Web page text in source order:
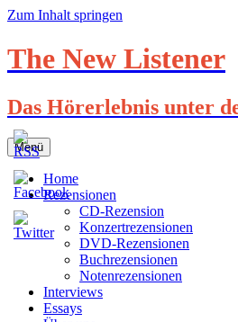
Zum Inhalt springen
The New Listener
Das Hörerlebnis unter
Menü
Home
Rezensionen
CD-Rezension
Konzertrezensionen
DVD-Rezensionen
Buchrezensionen
Notenrezensionen
Interviews
Essays